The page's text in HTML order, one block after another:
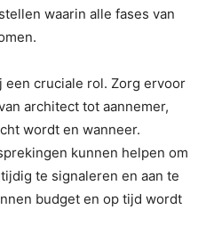
waarin alle fases van
cruciale rol. Zorg ervoor
architect tot aannemer,
wordt en wanneer.
kunnen helpen om
te signaleren en aan te
budget en op tijd wordt